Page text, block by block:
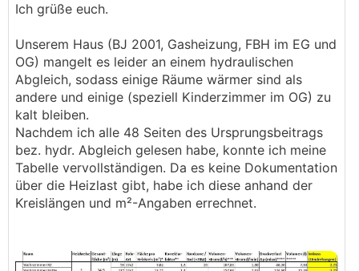
Ich grüße euch.
Unserem Haus (BJ 2001, Gasheizung, FBH im EG und
OG) mangelt es leider an einem hydraulischen
Abgleich, sodass einige Räume wärmer sind als
andere und einige (speziell Kinderzimmer im OG) zu
kalt bleiben.
Nachdem ich alle 48 Seiten des Ursprungsbeitrags
bez. hydr. Abgleich gelesen habe, konnte ich meine
Tabelle vervollständigen. Da es keine Dokumentation
über die Heizlast gibt, habe ich diese anhand der
Kreislängen und m²-Angaben errechnet.